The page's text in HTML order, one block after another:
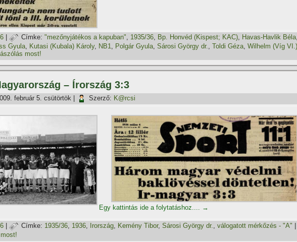
Címke: "mezőnyjátékos a kapuban", 1935/36, Bp. Honvéd (Kispest; KAC), Havas-Havlik Béla
Gyula, Kutasi (Kubala) Károly, NB1, Polgár Gyula, Sárosi György dr., Toldi Géza, Wilhelm (Víg VI.)
most!
– Írország 3:3
február 5. csütörtök Szerző: K@rcsi
Egy kattintás ide a folytatáshoz.... →
Címke: 1935/36, 1936, Irország, Kemény Tibor, Sárosi György dr., válogatott mérkőzés - "A"